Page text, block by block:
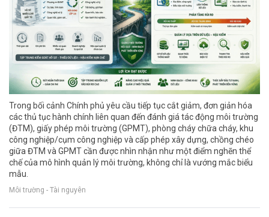
Trong bối cảnh Chính phủ yêu cầu tiếp tục cắt giảm, đơn giản hóa
các thủ tục hành chính liên quan đến đánh giá tác động môi trường
(ĐTM), giấy phép môi trường (GPMT), phòng cháy chữa cháy, khu
công nghiệp/cụm công nghiệp và cấp phép xây dựng, chồng chéo
giữa ĐTM và GPMT cần được nhìn nhận như một điểm nghẽn thể
chế của mô hình quản lý môi trường, không chỉ là vướng mắc biểu
mẫu.
Môi trường - Tài nguyên